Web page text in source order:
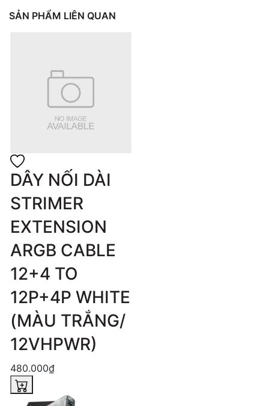
SẢN PHẨM LIÊN QUAN
DÂY NỐI DÀI
STRIMER
EXTENSION
ARGB CABLE
12+4 TO
12P+4P WHITE
(MÀU TRẮNG/
12VHPWR)
480.000₫